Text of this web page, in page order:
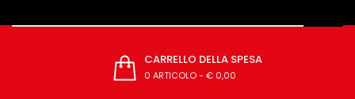
CARRELLO DELLA SPESA
0 ARTICOLO- € 0,00